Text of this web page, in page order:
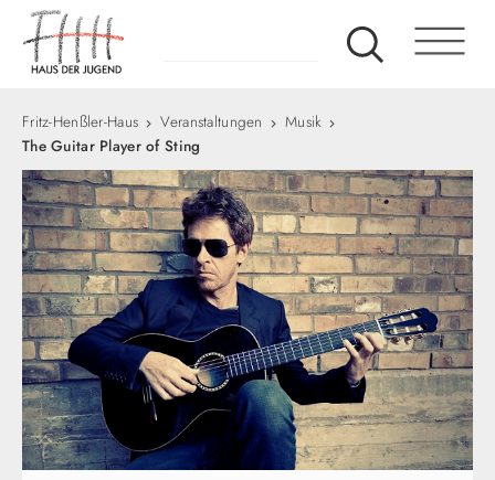
Fritz-Henßler-Haus Veranstaltungen
Musik
The Guitar Player of Sting